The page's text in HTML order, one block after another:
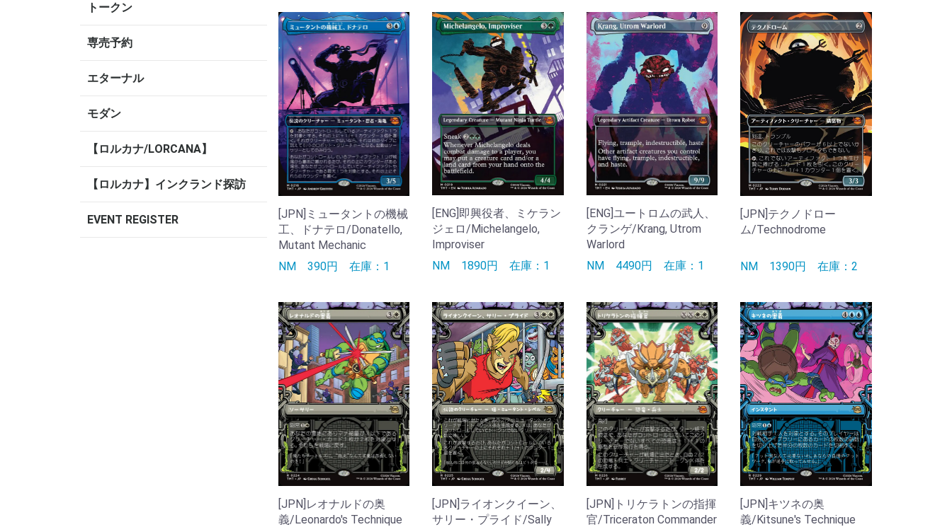
トークン
専売予約
エターナル
モダン
【ロルカナ/LORCANA】
【ロルカナ】インクランド探訪
EVENT REGISTER
[JPN]ミュータントの機械
工、ドナテロ/Donatello,
Mutant Mechanic
NM 390円 在庫：1
[ENG]即興役者、ミケラン
ジェロ/Michelangelo,
Improviser
NM 1890円在庫：1
[ENG]ユートロムの武人、
クランゲ/Krang, Utrom
Warlord
NM 4490円 在庫：1
[JPN]テクノドロー
ム/Technodrome
NM 1390円在庫：2
[JPN]レオナルドの奥
義/Leonardo's Technique
[JPN]ライオンクイーン、
サリー・プライド/Sally
[JPN]トリケラトンの指揮
官/Triceraton Commander
[JPN]キツネの奥
義/Kitsune's Technique